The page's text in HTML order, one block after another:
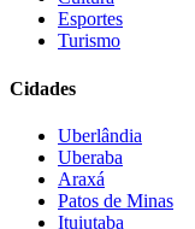
Esportes
Turismo
Cidades
Uberlândia
Uberaba
Araxá
Patos de Minas
Ituiutaba